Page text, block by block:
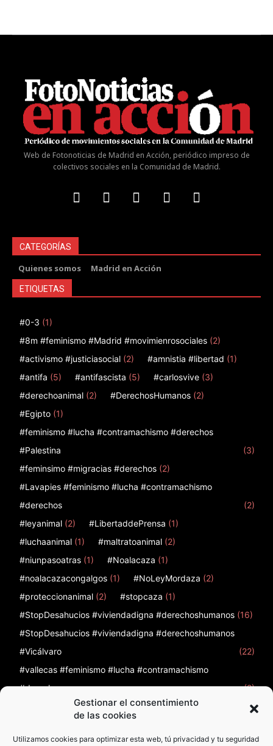
Gestionar el consentimiento
de las cookies
Utilizamos cookies para optimizar esta web, tú privacidad y tu seguridad
Web de Fotonoticias de Madrid en Acción, periódico impreso de
colectivos sociales en la Comunidad de Madrid.
CATEGORÍAS
Quienes somos Madrid en Acción
ETIQUETAS
#0-3 (1)
#8m #feminismo #Madrid #movimienrosociales (2)
#activismo #justiciasocial (2) #amnistia #libertad (1)
#antifa (5) #antifascista (5) #carlosvive (3)
#derechoanimal (2) #DerechosHumanos (2)
#Egipto (1)
#feminismo #lucha #contramachismo #derechos
#Palestina
(3)
#feminsimo #migracias #derechos (2)
#Lavapies #feminismo #lucha #contramachismo
#derechos
(2)
#leyanimal (2) #LibertaddePrensa (1)
#luchaanimal (1) #maltratoanimal (2)
#niunpasoatras (1) #Noalacaza (1)
#noalacazacongalgos (1) #NoLeyMordaza (2)
#proteccionanimal (2) #stopcaza (1)
#StopDesahucios #viviendadigna #derechoshumanos (16)
#StopDesahucios #viviendadigna #derechoshumanos
#Vicálvaro
(22)
#vallecas #feminismo #lucha #contramachismo
#derechos
(2)
12 de febrero (1) 12F (1) 12octubre